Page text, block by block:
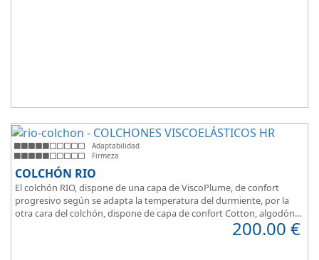
Adaptabilidad
Firmeza
COLCHÓN RIO
El colchón RIO, dispone de una capa de ViscoPlume, de confort
progresivo según se adapta la temperatura del durmiente, por la
otra cara del colchón, dispone de capa de confort Cotton, algodón
100% que brinda una sensación de confort inmediata.200.00 €